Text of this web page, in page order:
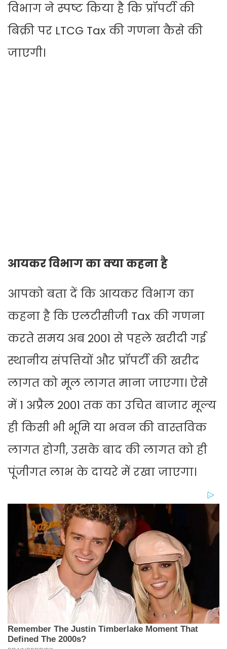
विभाग ने स्पष्ट किया है कि प्रॉपर्टी की
बिक्री पर LTCG Tax की गणना कैसे की
जाएगी।
आयकर विभाग का क्या कहना है
आपको बता दें कि आयकर विभाग का
कहना है कि एलटीसीजी Tax की गणना
करते समय अब 2001 से पहले खरीदी गई
स्थानीय संपत्तियों और प्रॉपर्टी की खरीद
लागत को मूल लागत माना जाएगा। ऐसे
में 1 अप्रैल 2001 तक का उचित बाजार मूल्य
ही किसी भी भूमि या भवन की वास्तविक
लागत होगी, उसके बाद की लागत को ही
पूंजीगत लाभ के दायरे में रखा जाएगा।